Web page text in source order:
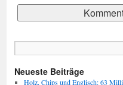
Neueste Beiträge
Holz, Chips und Englisch: 63